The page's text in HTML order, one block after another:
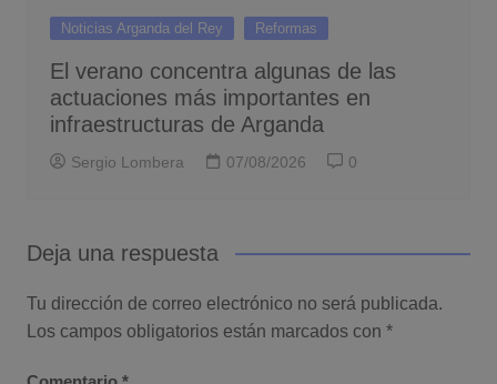
Noticias Arganda del Rey Reformas
El verano concentra algunas de las
actuaciones más importantes en
infraestructuras de Arganda
Sergio Lombera 07/08/2026 0
Deja una respuesta
Tu dirección de correo electrónico no será publicada.
Los campos obligatorios están marcados con *